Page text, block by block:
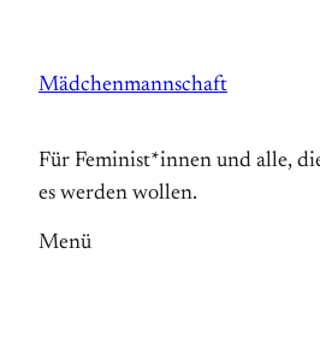
springen
Mädchenmannschaft
Für Feminist*innen und alle,
es werden wollen.
Menü